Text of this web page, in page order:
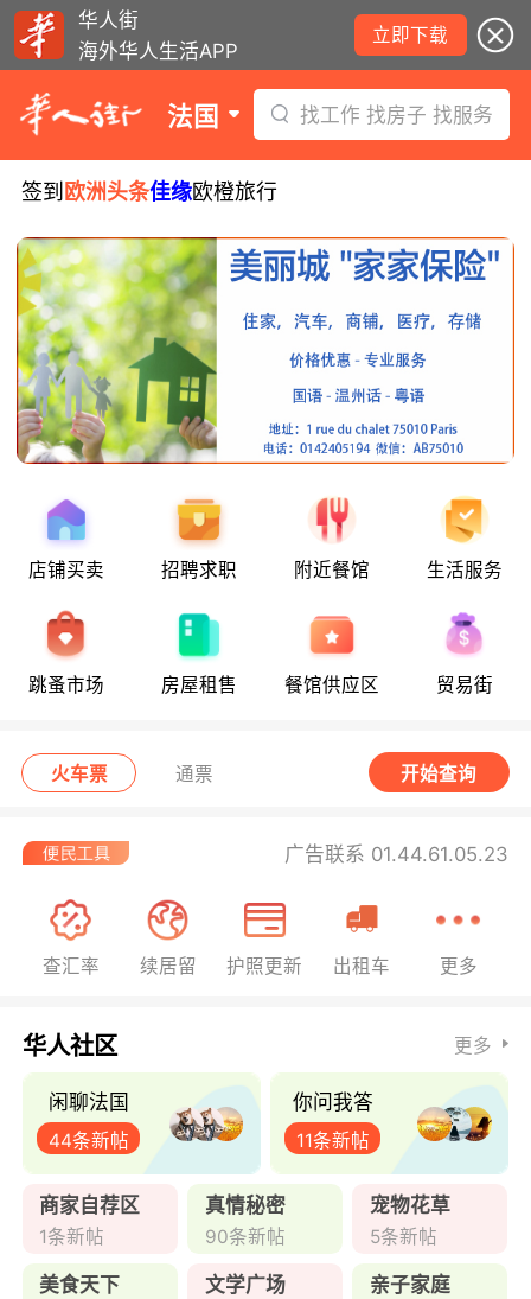
华人街
海外华人生活APP
立即下载
法国 找工作 找房子 找服务
签到 欧洲头条佳缘欧橙旅行
店铺买卖 招聘求职 附近餐馆 生活服务
跳蚤市场 房屋租售 餐馆供应区 贸易街
火车票 通票 开始查询
广告联系 01.44.61.05.23
查汇率 续居留 护照更新 出租车 更多
华人社区 更多
闲聊法国
44条新帖
你问我答
11条新帖
商家自荐区
1条新帖
真情秘密
90条新帖
宠物花草
5条新帖
美食天下 文学广场 亲子家庭